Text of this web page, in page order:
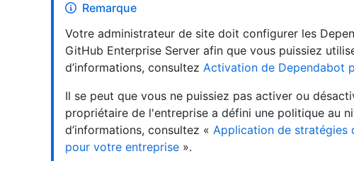
Remarque
Votre administrateur de site doit configurer les
GitHub Enterprise Server afin que vous puissiez
d’informations, consultez Activation de Dependabot
Il se peut que vous ne puissiez pas activer ou
propriétaire de l'entreprise a défini une politique au
d’informations, consultez « Application de stratégies
pour votre entreprise ».